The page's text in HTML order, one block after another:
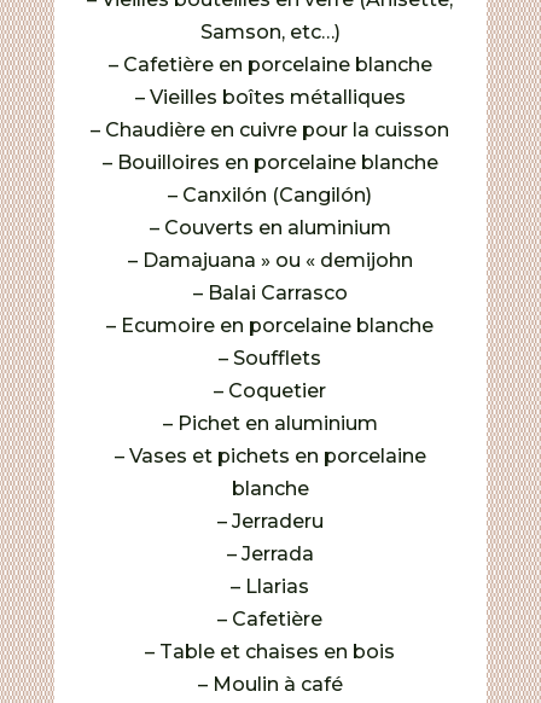
Samson, etc…)
– Cafetière en porcelaine blanche
– Vieilles boîtes métalliques
– Chaudière en cuivre pour la cuisson
– Bouilloires en porcelaine blanche
– Canxilón (Cangilón)
– Couverts en aluminium
– Damajuana » ou « demijohn
– Balai Carrasco
– Ecumoire en porcelaine blanche
– Soufflets
– Coquetier
– Pichet en aluminium
– Vases et pichets en porcelaine
blanche
– Jerraderu
– Jerrada
– Llarias
– Cafetière
– Table et chaises en bois
– Moulin à café